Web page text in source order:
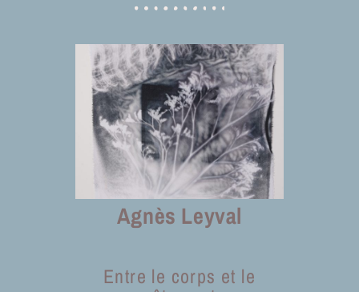
Agnès Leyval
Entre le corps et le